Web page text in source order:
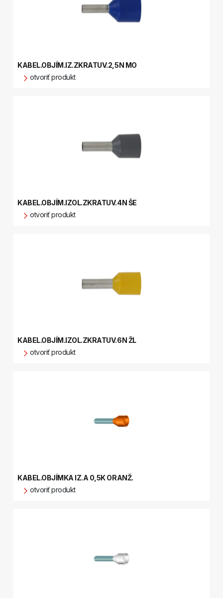
KABEL.OBJÍM.IZ.ZKRATUV.2,5N MO
otvoriť produkt
KABEL.OBJÍM.IZOL.ZKRATUV.4N ŠE
otvoriť produkt
KABEL.OBJÍM.IZOL.ZKRATUV.6N ŽL
otvoriť produkt
KABEL.OBJÍMKA IZ.A 0,5K ORANŽ.
otvoriť produkt